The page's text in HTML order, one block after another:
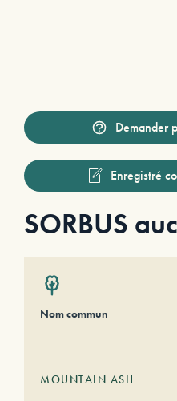
Demander
Enregistré
SORBUS
Nom commun
MOUNTAIN ASH